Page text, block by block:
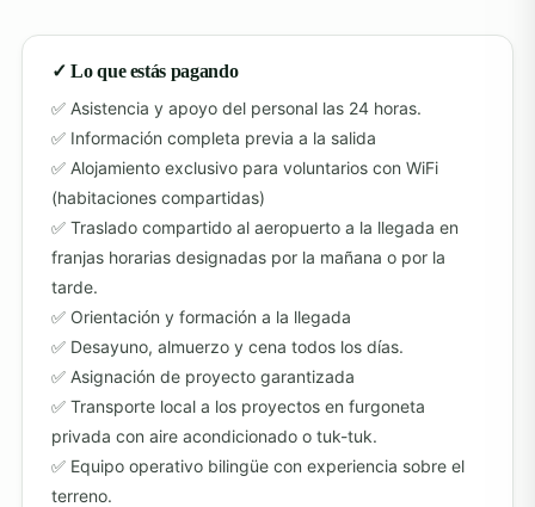
✓ Lo que estás pagando
Asistencia y apoyo del personal las 24 horas.
Información completa previa a la salida
Alojamiento exclusivo para voluntarios con WiFi
(habitaciones compartidas)
Traslado compartido al aeropuerto a la llegada en
franjas horarias designadas por la mañana o por la
tarde.
Orientación y formación a la llegada
Desayuno, almuerzo y cena todos los días.
Asignación de proyecto garantizada
Transporte local a los proyectos en furgoneta
privada con aire acondicionado o tuk-tuk.
Equipo operativo bilingüe con experiencia sobre el
terreno.